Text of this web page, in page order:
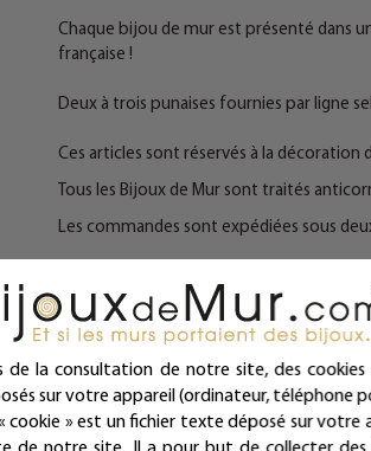
Chaque bijou de mur est présenté dans
française !
Deux à trois punaises fournies par ligne
Ces articles sont réservés à la décoration
Tous les Bijoux de Mur sont traités
Les commandes sont expédiées sous
Mieux qu'un sticker ou un autocollant,
intemporelles et repositionnables à
Bijoux de mur, et si les murs portaient des
de la consultation de notre site, des cookies
sur votre appareil (ordinateur, téléphone
cookie » est un fichier texte déposé sur votre
de notre site. Il a pour but de collecter